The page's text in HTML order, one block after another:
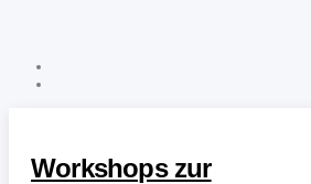
Workshops zur